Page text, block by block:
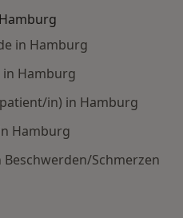
in Hamburg
Hamburg
in) in Hamburg
Hamburg
Schmerzen